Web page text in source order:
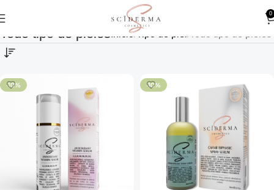
0
Todo tipo de pieles Inicio Tipo de piel
-10% -10%